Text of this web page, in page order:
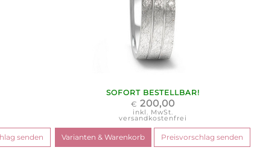
SOFORT BESTELLBAR!
€ 200,00
inkl. MwSt.
versandkostenfrei